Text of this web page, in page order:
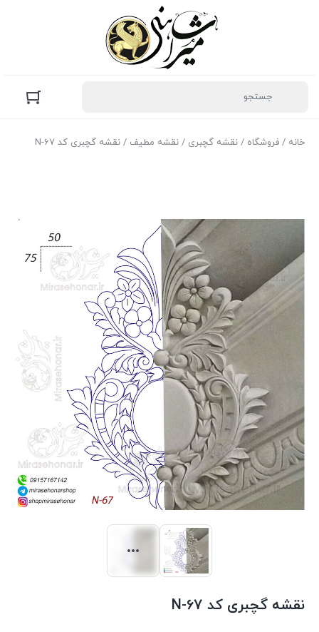
خانه / فروشگاه / نقشه گچبری / نقشه مطیف / نقشه گچبری کد N-67
نقشه گچبری کد N-67